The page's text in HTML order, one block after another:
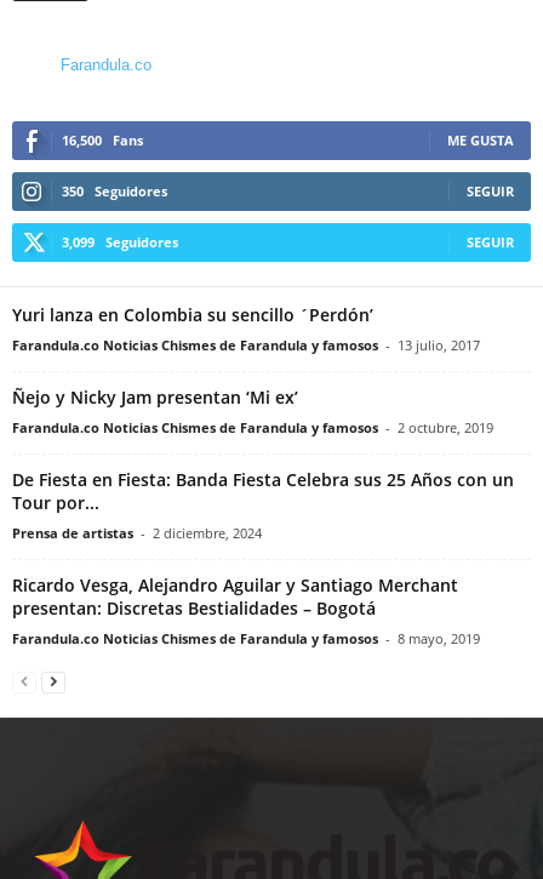
Farandula.co
16,500 Fans ME GUSTA
350 Seguidores SEGUIR
3,099 Seguidores SEGUIR
Yuri lanza en Colombia su sencillo ´Perdón’
Farandula.co Noticias Chismes de Farandula y famosos - 13 julio, 2017
Ñejo y Nicky Jam presentan ‘Mi ex’
Farandula.co Noticias Chismes de Farandula y famosos - 2 octubre, 2019
De Fiesta en Fiesta: Banda Fiesta Celebra sus 25 Años con un
Tour por...
Prensa de artistas - 2 diciembre, 2024
Ricardo Vesga, Alejandro Aguilar y Santiago Merchant
presentan: Discretas Bestialidades – Bogotá
Farandula.co Noticias Chismes de Farandula y famosos - 8 mayo, 2019